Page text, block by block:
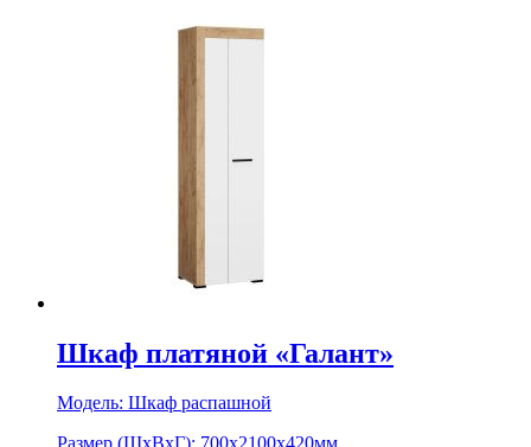
Шкаф платяной «Галант»
Модель: Шкаф распашной